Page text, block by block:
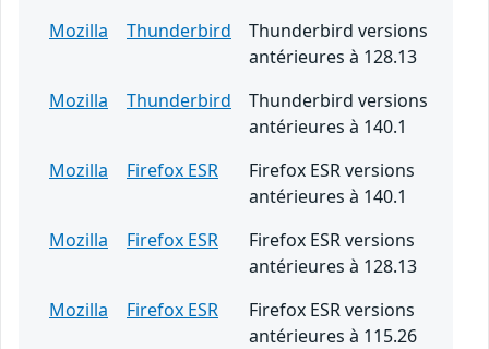
Mozilla
Thunderbird
Thunderbird versions
antérieures à 128.13
Mozilla
Thunderbird
Thunderbird versions
antérieures à 140.1
Mozilla
Firefox ESR
Firefox ESR versions
antérieures à 140.1
Mozilla
Firefox ESR
Firefox ESR versions
antérieures à 128.13
Mozilla
Firefox ESR
Firefox ESR versions
antérieures à 115.26